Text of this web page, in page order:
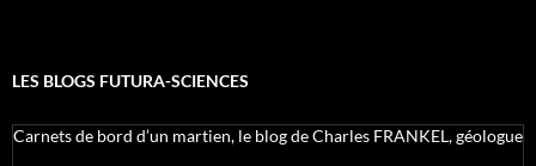
LES BLOGS FUTURA-SCIENCES
Carnets de bord d’un martien, le blog de Charles FRANKEL, géologue